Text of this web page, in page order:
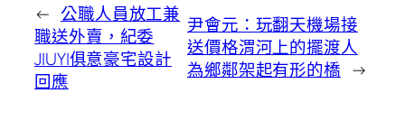
← 公職人員放工兼
職送外賣，紀委
JIUYI俱意豪宅設計
回應
尹會元：玩翻天機場接
送價格渭河上的擺渡人
為鄉鄰架起有形的橋 →